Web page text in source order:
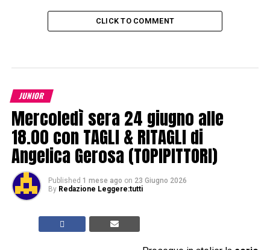
CLICK TO COMMENT
JUNIOR
Mercoledì sera 24 giugno alle
18.00 con TAGLI & RITAGLI di
Angelica Gerosa (TOPIPITTORI)
Published 1 mese ago on 23 Giugno 2026
By Redazione Leggere:tutti